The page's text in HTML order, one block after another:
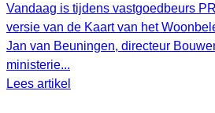
Vandaag is tijdens vastgoedbeurs
versie van de Kaart van het
Jan van Beuningen, directeur
ministerie...
Lees artikel